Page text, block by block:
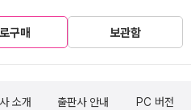
구매 보관함
소개 출판사 안내 PC 버전